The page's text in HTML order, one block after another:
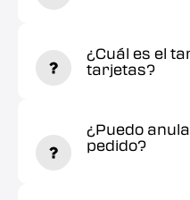
¿Cuál es el
tarjetas?
¿Puedo
pedido?